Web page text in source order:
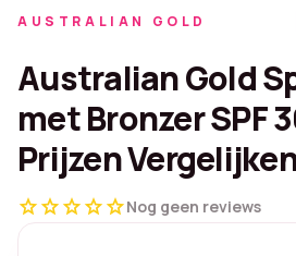
AUSTRALIAN GOLD
Australian Gold
met Bronzer SPF
Prijzen
starstarstarstarstarNog geen reviews